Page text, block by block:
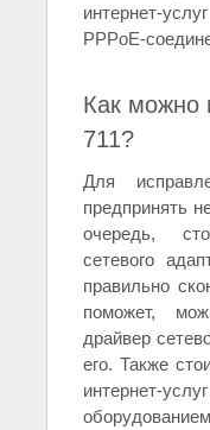
интернет-
PPPoE-
Как можно
711?
Для
предпринять
очередь,
сетевого
правильно
поможет,
драйвер
его. Также
интернет-